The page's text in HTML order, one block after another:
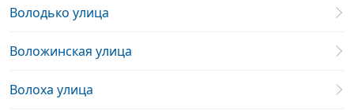
Володько улица
Воложинская улица
Волоха улица